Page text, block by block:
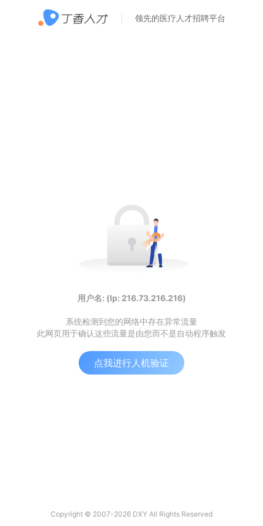
领先的医疗人才招聘平台
用户名: (Ip: 216.73.216.216)
系统检测到您的网络中存在异常流量
此网页用于确认这些流量是由您而不是自动程序触发
点我进行人机验证
Copyright © 2007-2026 DXY All Rights Reserved